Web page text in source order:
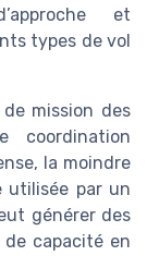
et
types de vol
mission des
coordination
la moindre
utilisée par un
générer des
de capacité en